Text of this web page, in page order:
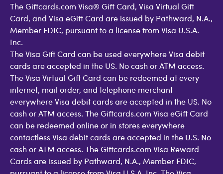
The Giftcards.com Visa® Gift Card, Visa Virtual Gift
Card, and Visa eGift Card are issued by Pathward, N.A.,
Member FDIC, pursuant to a license from Visa U.S.A.
Inc.
The Visa Gift Card can be used everywhere Visa debit
cards are accepted in the US. No cash or ATM access.
The Visa Virtual Gift Card can be redeemed at every
internet, mail order, and telephone merchant
everywhere Visa debit cards are accepted in the US. No
cash or ATM access. The Giftcards.com Visa eGift Card
can be redeemed online or in stores everywhere
contactless Visa debit cards are accepted in the U.S. No
cash or ATM access. The Giftcards.com Visa Reward
Cards are issued by Pathward, N.A., Member FDIC,